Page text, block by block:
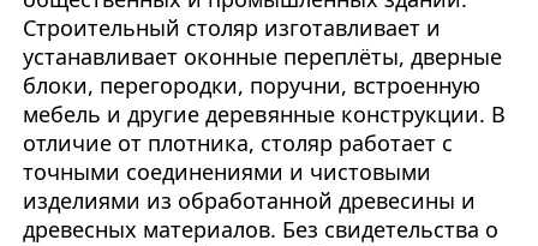
Строительный столяр изготавливает и
устанавливает оконные переплёты, дверные
блоки, перегородки, поручни, встроенную
мебель и другие деревянные конструкции. В
отличие от плотника, столяр работает с
точными соединениями и чистовыми
изделиями из обработанной древесины и
древесных материалов. Без свидетельства о